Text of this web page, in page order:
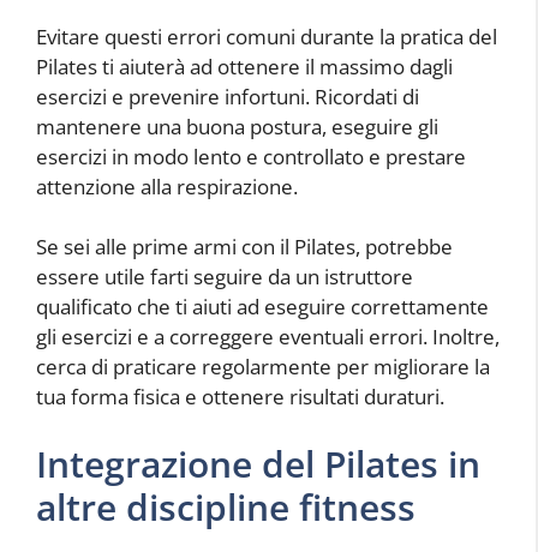
Evitare questi errori comuni durante la pratica del
Pilates ti aiuterà ad ottenere il massimo dagli
esercizi e prevenire infortuni. Ricordati di
mantenere una buona postura, eseguire gli
esercizi in modo lento e controllato e prestare
attenzione alla respirazione.
Se sei alle prime armi con il Pilates, potrebbe
essere utile farti seguire da un istruttore
qualificato che ti aiuti ad eseguire correttamente
gli esercizi e a correggere eventuali errori. Inoltre,
cerca di praticare regolarmente per migliorare la
tua forma fisica e ottenere risultati duraturi.
Integrazione del Pilates in
altre discipline fitness